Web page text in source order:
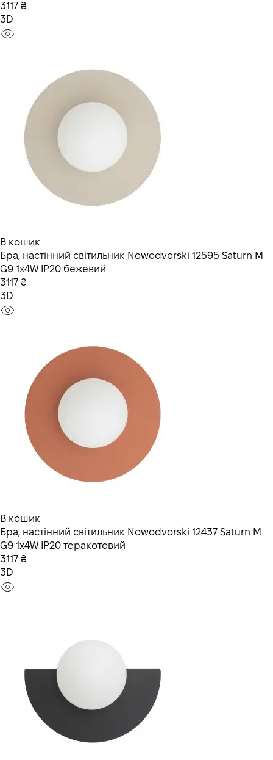
3117 ₴
3D
В кошик
Бра, настінний світильник Nowodvorski 12595 Saturn M
G9 1x4W IP20 бежевий
3117 ₴
3D
В кошик
Бра, настінний світильник Nowodvorski 12437 Saturn M
G9 1x4W IP20 теракотовий
3117 ₴
3D